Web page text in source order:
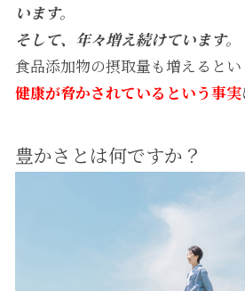
います。
そして、年々増え続けています。
食品添加物の摂取量も増えるとい
健康が脅かされているという事実
豊かさとは何ですか？